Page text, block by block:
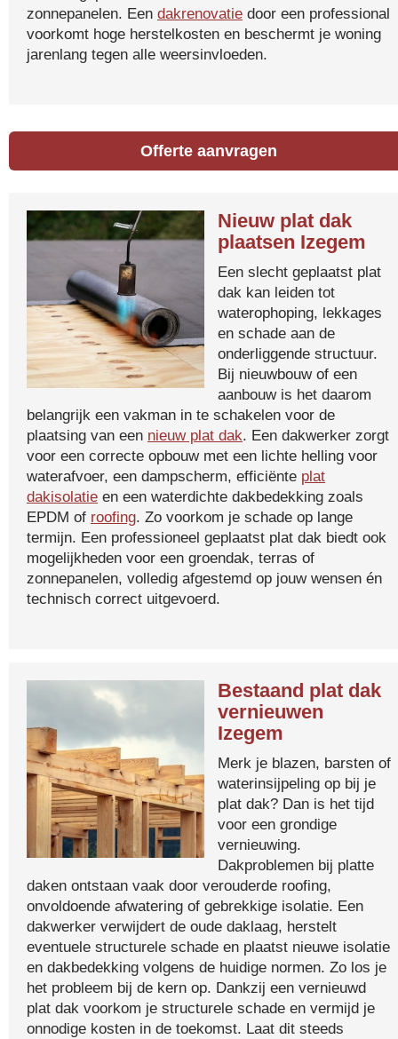
zonnepanelen. Een dakrenovatie door een professional
voorkomt hoge herstelkosten en beschermt je woning
jarenlang tegen alle weersinvloeden.
Offerte aanvragen
Nieuw plat dak
plaatsen Izegem
Een slecht geplaatst plat
dak kan leiden tot
waterophoping, lekkages
en schade aan de
onderliggende structuur.
Bij nieuwbouw of een
aanbouw is het daarom
belangrijk een vakman in te schakelen voor de
plaatsing van een nieuw plat dak. Een dakwerker zorgt
voor een correcte opbouw met een lichte helling voor
waterafvoer, een dampscherm, efficiënte plat
dakisolatie en een waterdichte dakbedekking zoals
EPDM of roofing. Zo voorkom je schade op lange
termijn. Een professioneel geplaatst plat dak biedt ook
mogelijkheden voor een groendak, terras of
zonnepanelen, volledig afgestemd op jouw wensen én
technisch correct uitgevoerd.
Bestaand plat dak
vernieuwen
Izegem
Merk je blazen, barsten of
waterinsijpeling op bij je
plat dak? Dan is het tijd
voor een grondige
vernieuwing.
Dakproblemen bij platte
daken ontstaan vaak door verouderde roofing,
onvoldoende afwatering of gebrekkige isolatie. Een
dakwerker verwijdert de oude daklaag, herstelt
eventuele structurele schade en plaatst nieuwe isolatie
en dakbedekking volgens de huidige normen. Zo los je
het probleem bij de kern op. Dankzij een vernieuwd
plat dak voorkom je structurele schade en vermijd je
onnodige kosten in de toekomst. Laat dit steeds